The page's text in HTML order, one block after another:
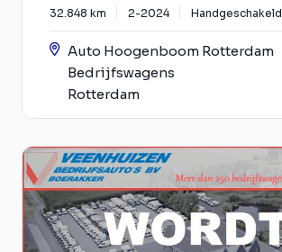
32.848 km 2-2024 Handgeschakeld
Auto Hoogenboom Rotterdam
Bedrijfswagens
Rotterdam